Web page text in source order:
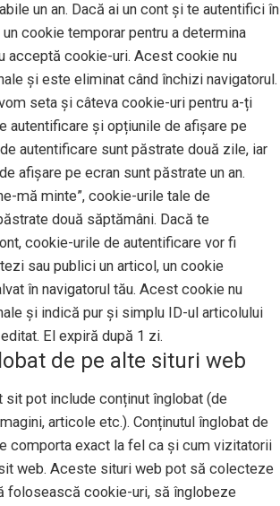
un an. Dacă ai un cont și te autentifici în
cookie temporar pentru a determina
acceptă cookie-uri. Acest cookie nu
și este eliminat când închizi navigatorul.
seta și câteva cookie-uri pentru a-ți
autentificare și opțiunile de afișare pe
autentificare sunt păstrate două zile, iar
afișare pe ecran sunt păstrate un an.
mă minte”, cookie-urile tale de
două săptămâni. Dacă te
cookie-urile de autentificare vor fi
sau publici un articol, un cookie
în navigatorul tău. Acest cookie nu
și indică pur și simplu ID-ul articolului
El expiră după 1 zi.
de pe alte situri web
pot include conținut înglobat (de
articole etc.). Conținutul înglobat de
comporta exact la fel ca și cum vizitatorii
web. Aceste situri web pot să colecteze
folosească cookie-uri, să înglobeze